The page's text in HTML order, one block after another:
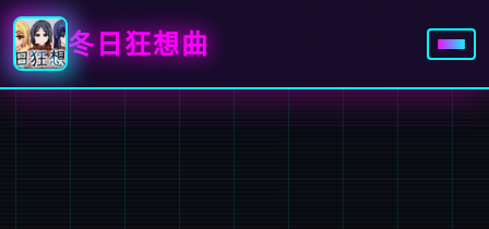
冬日狂想曲